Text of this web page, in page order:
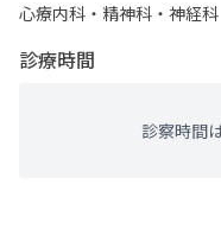
心療内科・​精神科・神経科
診療時間
診察時間